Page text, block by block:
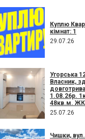
Куплю
кімнат: 1
29.07.26
Угорська
Власник,
1.08.26р.
48кв.м.
25.07.26
Чишки, вул.